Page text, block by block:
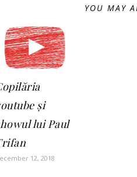
YOU MAY
și
lui Paul
12, 2018